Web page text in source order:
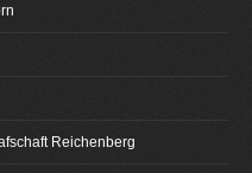
Reichenberg